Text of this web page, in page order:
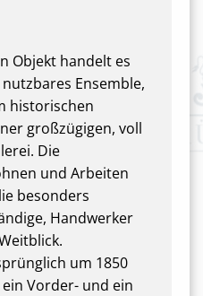
Objekt handelt es
Ensemble,
historischen
großzügigen, voll
Die
und Arbeiten
besonders
Handwerker
um 1850
Vorder- und ein